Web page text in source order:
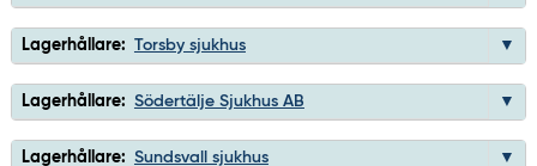
Lagerhållare: Torsby sjukhus
Lagerhållare: Södertälje Sjukhus AB
Lagerhållare: Sundsvall sjukhus